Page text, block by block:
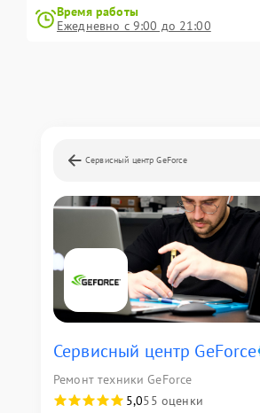
Время работы
Ежедневно с 9:00 до 21:00
Сервисный центр GeForce
Сервисный центр GeForce
Ремонт техники GeForce
5,055 оценки